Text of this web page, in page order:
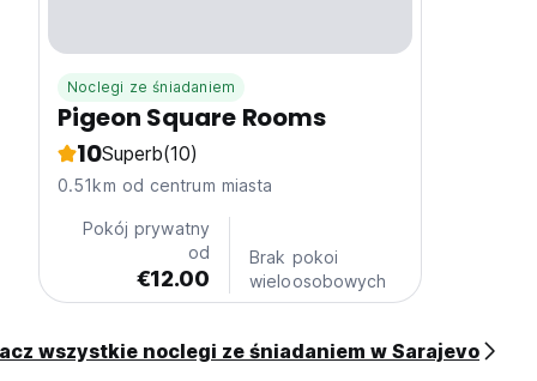
Noclegi ze śniadaniem
Pigeon Square Rooms
10Superb(10)
0.51km od centrum miasta
Pokój prywatny
od
€12.00
Brak pokoi
wieloosobowych
wszystkie noclegi ze śniadaniem w Sarajevo